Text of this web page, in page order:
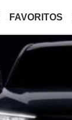
FAVORITOS